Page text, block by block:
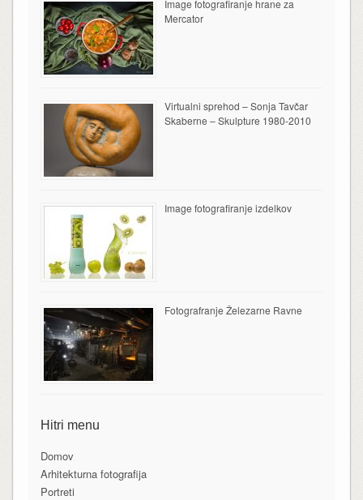
Image fotografiranje hrane za
Mercator
Virtualni sprehod – Sonja Tavčar
Skaberne – Skulpture 1980-2010
Image fotografiranje izdelkov
Fotografranje Železarne Ravne
Hitri menu
Domov
Arhitekturna fotografija
Portreti